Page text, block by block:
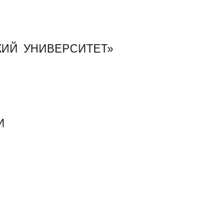
УНИВЕРСИТЕТ»